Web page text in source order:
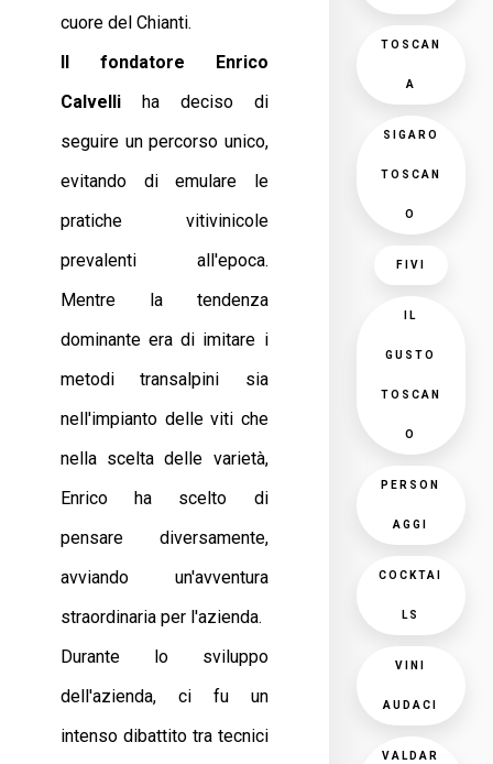
cuore del Chianti.
Il fondatore Enrico
Calvelli ha deciso di
seguire un percorso unico,
evitando di emulare le
pratiche vitivinicole
prevalenti all'epoca.
Mentre la tendenza
dominante era di imitare i
metodi transalpini sia
nell'impianto delle viti che
nella scelta delle varietà,
Enrico ha scelto di
pensare diversamente,
avviando un'avventura
straordinaria per l'azienda.
Durante lo sviluppo
dell'azienda, ci fu un
intenso dibattito tra tecnici
TOSCAN
A
SIGARO
TOSCAN
O
FIVI
IL
GUSTO
TOSCAN
O
PERSON
AGGI
COCKTAI
LS
VINI
AUDACI
VALDAR